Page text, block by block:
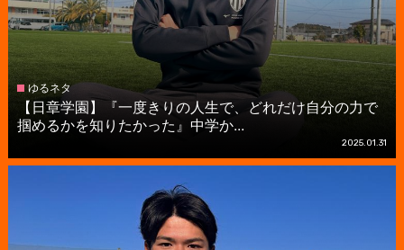
ゆるネタ
【日章学園】『一度きりの人生で、どれだけ自分の力で
掴めるかを知りたかった』中学か...
2025.01.31